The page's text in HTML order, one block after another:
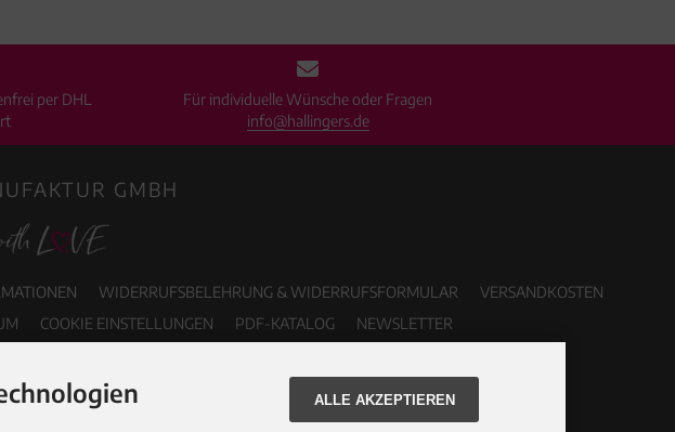
per DHL
Für individuelle Wünsche oder Fragen
info@hallingers.de
GMBH
WIDERRUFSBELEHRUNG & WIDERRUFSFORMULAR
VERSANDKOSTEN
COOKIE EINSTELLUNGEN PDF-KATALOG NEWSLETTER
ALLE AKZEPTIEREN